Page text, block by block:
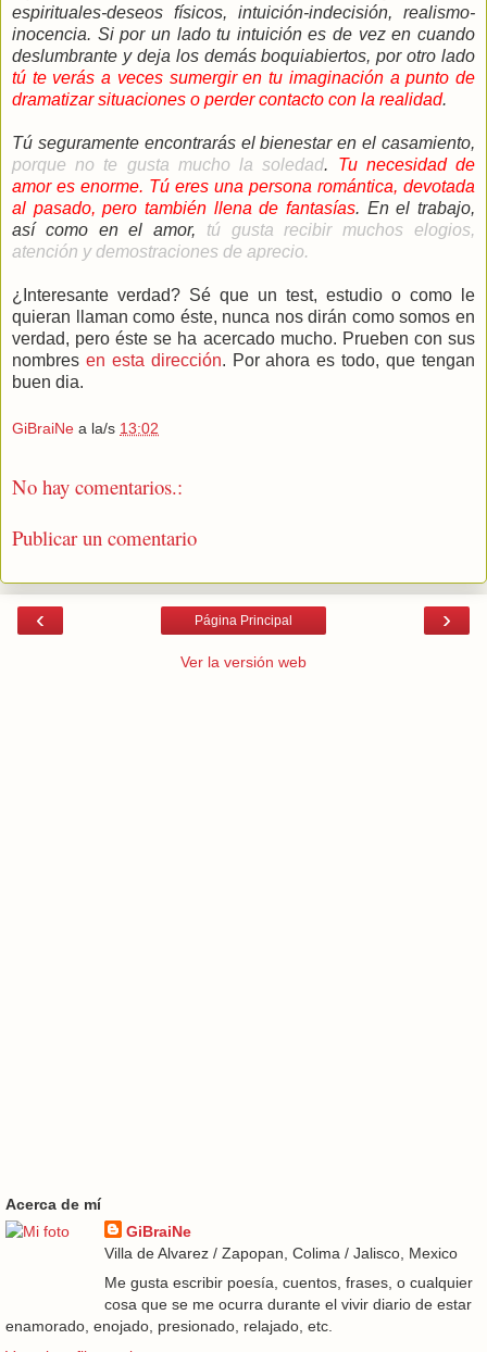
espirituales-deseos físicos, intuición-indecisión, realismo-
inocencia. Si por un lado tu intuición es de vez en cuando
deslumbrante y deja los demás boquiabiertos, por otro lado
tú te verás a veces sumergir en tu imaginación a punto de
dramatizar situaciones o perder contacto con la realidad.
Tú seguramente encontrarás el bienestar en el casamiento,
porque no te gusta mucho la soledad. Tu necesidad de
amor es enorme. Tú eres una persona romántica, devotada
al pasado, pero también llena de fantasías. En el trabajo,
así como en el amor, tú gusta recibir muchos elogios,
atención y demostraciones de aprecio.
¿Interesante verdad? Sé que un test, estudio o como le
quieran llaman como éste, nunca nos dirán como somos en
verdad, pero éste se ha acercado mucho. Prueben con sus
nombres en esta dirección. Por ahora es todo, que tengan
buen dia.
GiBraiNe a la/s 13:02
No hay comentarios.:
Publicar un comentario
‹ ›
Página Principal
Ver la versión web
Acerca de mí
GiBraiNe
Villa de Alvarez / Zapopan, Colima / Jalisco, Mexico
Me gusta escribir poesía, cuentos, frases, o cualquier
cosa que se me ocurra durante el vivir diario de estar
enamorado, enojado, presionado, relajado, etc.